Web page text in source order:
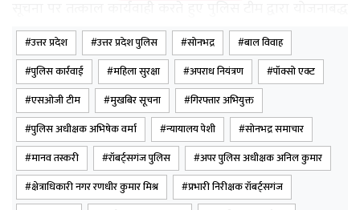
तरीके से घेराबंदी कर मौके से 03 अभियुक्तों को गिरफ्तार किया
गया।
गिरफ्तार अभियुक्तों के कब्जे से महिलाओं के आभूषण (पायल व
बिछिया) एवं नगद धनराशि बरामद हुई। साथ ही अभियुक्तों की
निशानदेही पर नहर पुलिया के पास छिपाकर रखे गए पीतल के बर्तन
(बटुआ फूल, कटोरा, परात आदि) भी बरामद किए गए। उपरोक्त
अभियोग में धारा 317(2), 329(2) बीएनएस की बढ़ोत्तरी करते हुए
अग्रेतर वैधानिक कार्यवाही पूर्ण करते हुए न्यायालय भेजे जा रहा है।
उत्तर प्रदेश उत्तर प्रदेश पुलिस सोनभद्र
बाल विवाह
पुलिस कार्रवाई
महिला सुरक्षा अपराध नियंत्रण
पॉक्सो एक्ट
एसओजी टीम
मुखबिर सूचना
गिरफ्तार अभियुक्त
पुलिस अधीक्षक अभिषेक वर्मा
न्यायालय पेशी
सोनभद्र समाचार
मानव तस्करी
रॉबर्ट्सगंज पुलिस
अपर पुलिस अधीक्षक अनिल कुमार
क्षेत्राधिकारी नगर रणधीर कुमार मिश्र
प्रभारी निरीक्षक रॉबर्ट्सगंज